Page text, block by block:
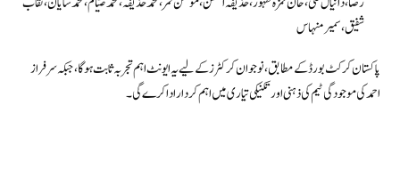
شفیق، سمیر منہاس
پاکستان کرکٹ بورڈ کے مطابق، نوجوان کرکٹرز کے لیے یہ ایونٹ اہم تجربہ ثابت ہوگا، جبکہ سرفراز
احمد کی موجودگی ٹیم کی ذہنی اور تکنیکی تیاری میں اہم کردار ادا کرے گی۔